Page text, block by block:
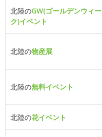
北陸のGW(ゴールデンウィー
ク)イベント
北陸の物産展
北陸の無料イベント
北陸の花イベント